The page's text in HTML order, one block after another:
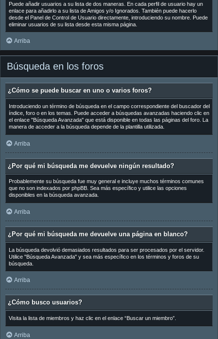
Puede añadir usuarios a su lista de dos maneras. En cada perfil de usuario hay un
enlace para añadirlo a su lista de Amigos y/o Ignorados. También puede hacerlo
desde el Panel de Control de Usuario directamente, introduciendo su nombre. Puede
eliminar usuarios de su lista desde esta misma página.
Arriba
Búsqueda en los foros
¿Cómo se puede buscar en uno o varios foros?
Introduciendo un término de búsqueda en el campo correspondiente del buscador del
índice, foro o en los temas. Puede acceder a búsquedas avanzadas haciendo clic en
el enlace "Búsqueda Avanzada" que está disponible en todas las páginas del foro. La
manera de acceder a la búsqueda depende de la plantilla utilizada.
Arriba
¿Por qué mi búsqueda me devuelve ningún resultado?
Probablemente su búsqueda fue muy general e incluye muchos términos comunes
que no son indexados por phpBB. Sea más específico y utilice las opciones
disponibles en la búsqueda avanzada.
Arriba
¿Por qué mi búsqueda me devuelve una página en blanco?
La búsqueda devolvió demasiados resultados para ser procesados por el servidor.
Utilice "Búsqueda Avanzada" y sea más específico en los términos y foros de su
búsqueda.
Arriba
¿Cómo busco usuarios?
Visita la lista de miembros y haz clic en el enlace “Buscar un miembro”.
Arriba